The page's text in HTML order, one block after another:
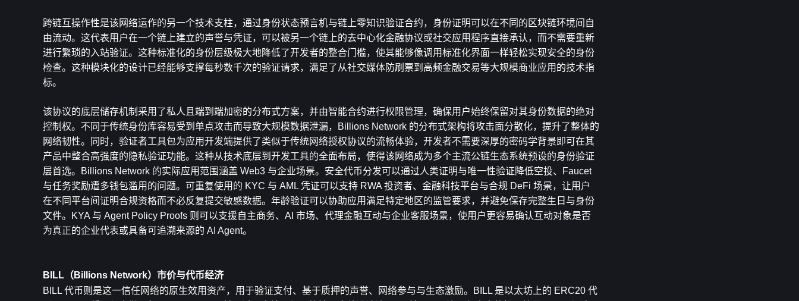
跨链互操作性是该网络运作的另一个技术支柱，通过身份状态预言机与链上零知识验证合约，身份证明可以在不同的区块链环境间自
由流动。这代表用户在一个链上建立的声誉与凭证，可以被另一个链上的去中心化金融协议或社交应用程序直接承认，而不需要重新
进行繁琐的入站验证。这种标准化的身份层级极大地降低了开发者的整合门槛，使其能够像调用标准化界面一样轻松实现安全的身份
检查。这种模块化的设计已经能够支撑每秒数千次的验证请求，满足了从社交媒体防刷票到高频金融交易等大规模商业应用的技术指
标。
该协议的底层储存机制采用了私人且端到端加密的分布式方案，并由智能合约进行权限管理，确保用户始终保留对其身份数据的绝对
控制权。不同于传统身份库容易受到单点攻击而导致大规模数据泄漏，Billions Network 的分布式架构将攻击面分散化，提升了整体的
网络韧性。同时，验证者工具包为应用开发端提供了类似于传统网络授权协议的流畅体验，开发者不需要深厚的密码学背景即可在其
产品中整合高强度的隐私验证功能。这种从技术底层到开发工具的全面布局，使得该网络成为多个主流公链生态系统预设的身份验证
层首选。Billions Network 的实际应用范围涵盖 Web3 与企业场景。安全代币分发可以通过人类证明与唯一性验证降低空投、Faucet
与任务奖励遭多钱包滥用的问题。可重复使用的 KYC 与 AML 凭证可以支持 RWA 投资者、金融科技平台与合规 DeFi 场景，让用户
在不同平台间证明合规资格而不必反复提交敏感数据。年龄验证可以协助应用满足特定地区的监管要求，并避免保存完整生日与身份
文件。KYA 与 Agent Policy Proofs 则可以支援自主商务、AI 市场、代理金融互动与企业客服场景，使用户更容易确认互动对象是否
为真正的企业代表或具备可追溯来源的 AI Agent。
BILL（Billions Network）市价与代币经济
BILL 代币则是这一信任网络的原生效用资产，用于验证支付、基于质押的声誉、网络参与与生态激励。BILL 是以太坊上的 ERC20 代